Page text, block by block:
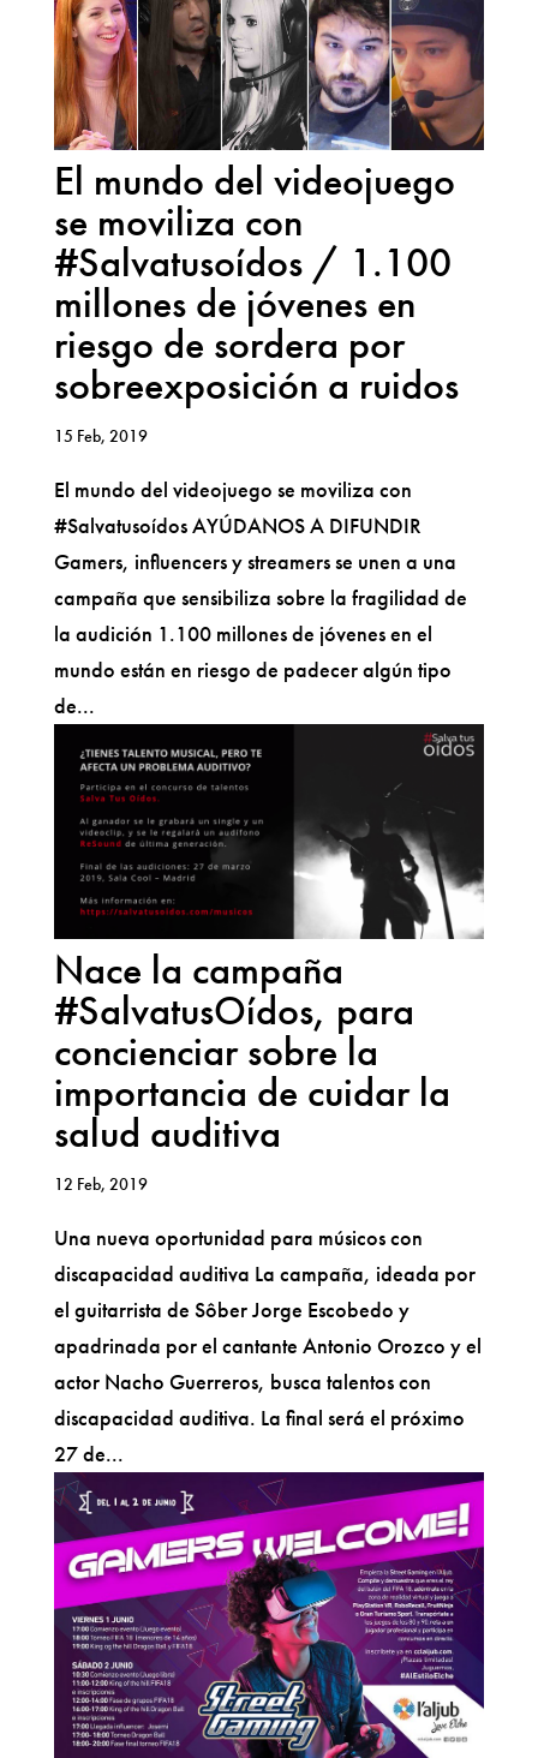
El mundo del videojuego
se moviliza con
#Salvatusoídos / 1.100
millones de jóvenes en
riesgo de sordera por
sobreexposición a ruidos
15 Feb, 2019
El mundo del videojuego se moviliza con
#Salvatusoídos AYÚDANOS A DIFUNDIR
Gamers, influencers y streamers se unen a una
campaña que sensibiliza sobre la fragilidad de
la audición 1.100 millones de jóvenes en el
mundo están en riesgo de padecer algún tipo
de...
Nace la campaña
#SalvatusOídos, para
concienciar sobre la
importancia de cuidar la
salud auditiva
12 Feb, 2019
Una nueva oportunidad para músicos con
discapacidad auditiva La campaña, ideada por
el guitarrista de Sôber Jorge Escobedo y
apadrinada por el cantante Antonio Orozco y el
actor Nacho Guerreros, busca talentos con
discapacidad auditiva. La final será el próximo
27 de...